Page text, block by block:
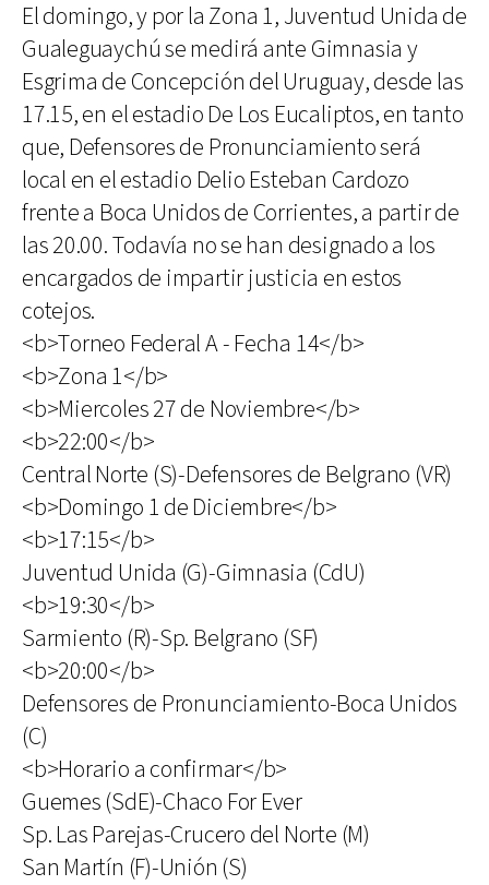
El domingo, y por la Zona 1, Juventud Unida de
Gualeguaychú se medirá ante Gimnasia y
Esgrima de Concepción del Uruguay, desde las
17.15, en el estadio De Los Eucaliptos, en tanto
que, Defensores de Pronunciamiento será
local en el estadio Delio Esteban Cardozo
frente a Boca Unidos de Corrientes, a partir de
las 20.00. Todavía no se han designado a los
encargados de impartir justicia en estos
cotejos.
<b>Torneo Federal A - Fecha 14</b>
<b>Zona 1</b>
<b>Miercoles 27 de Noviembre</b>
<b>22:00</b>
Central Norte (S)-Defensores de Belgrano (VR)
<b>Domingo 1 de Diciembre</b>
<b>17:15</b>
Juventud Unida (G)-Gimnasia (CdU)
<b>19:30</b>
Sarmiento (R)-Sp. Belgrano (SF)
<b>20:00</b>
Defensores de Pronunciamiento-Boca Unidos
(C)
<b>Horario a confirmar</b>
Guemes (SdE)-Chaco For Ever
Sp. Las Parejas-Crucero del Norte (M)
San Martín (F)-Unión (S)